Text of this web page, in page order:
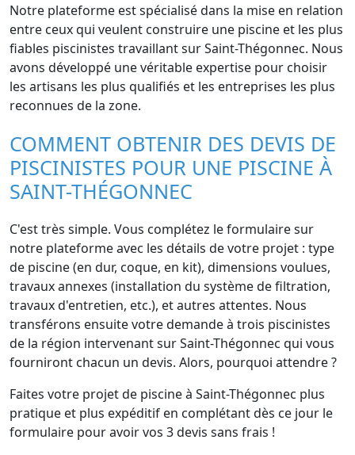
Notre plateforme est spécialisé dans la mise en relation
entre ceux qui veulent construire une piscine et les plus
fiables piscinistes travaillant sur Saint-Thégonnec. Nous
avons développé une véritable expertise pour choisir
les artisans les plus qualifiés et les entreprises les plus
reconnues de la zone.
COMMENT OBTENIR DES DEVIS DE
PISCINISTES POUR UNE PISCINE À
SAINT-THÉGONNEC
C'est très simple. Vous complétez le formulaire sur
notre plateforme avec les détails de votre projet : type
de piscine (en dur, coque, en kit), dimensions voulues,
travaux annexes (installation du système de filtration,
travaux d'entretien, etc.), et autres attentes. Nous
transférons ensuite votre demande à trois piscinistes
de la région intervenant sur Saint-Thégonnec qui vous
fourniront chacun un devis. Alors, pourquoi attendre ?
Faites votre projet de piscine à Saint-Thégonnec plus
pratique et plus expéditif en complétant dès ce jour le
formulaire pour avoir vos 3 devis sans frais !